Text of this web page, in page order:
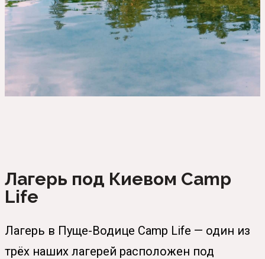
Лагерь под Киевом Camp
Life
Лагерь в Пуще-Водице Camp Life — один из
трёх наших лагерей расположен под